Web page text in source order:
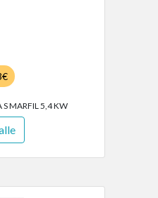
S MARFIL 5,4 KW